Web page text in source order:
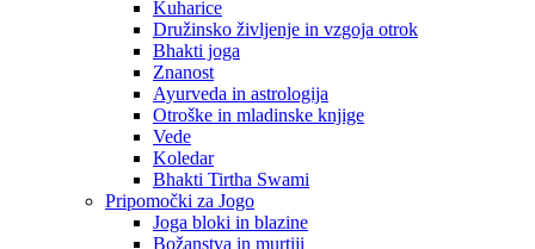
Kuharice
Družinsko življenje in vzgoja otrok
Bhakti joga
Znanost
Ayurveda in astrologija
Otroške in mladinske knjige
Vede
Koledar
Bhakti Tirtha Swami
Pripomočki za Jogo
Joga bloki in blazine
Božanstva in murtiji